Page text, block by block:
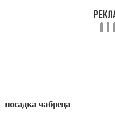
посадка чабреца